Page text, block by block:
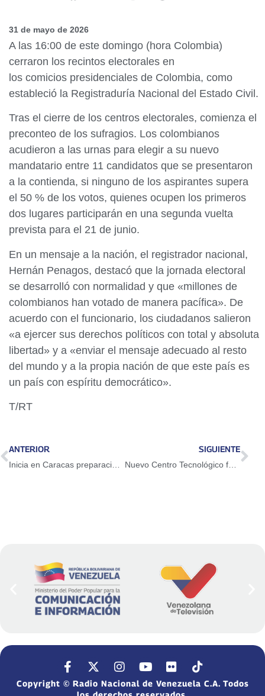
31 de mayo de 2026
A las 16:00 de este domingo (hora Colombia)
cerraron los recintos electorales en
los comicios presidenciales de Colombia, como
estableció la Registraduría Nacional del Estado Civil.
Tras el cierre de los centros electorales, comienza el
preconteo de los sufragios. Los colombianos
acudieron a las urnas para elegir a su nuevo
mandatario entre 11 candidatos que se presentaron
a la contienda, si ninguno de los aspirantes supera
el 50 % de los votos, quienes ocupen los primeros
dos lugares participarán en una segunda vuelta
prevista para el 21 de junio.
En un mensaje a la nación, el registrador nacional,
Hernán Penagos, destacó que la jornada electoral
se desarrolló con normalidad y que «millones de
colombianos han votado de manera pacífica». De
acuerdo con el funcionario, los ciudadanos salieron
«a ejercer sus derechos políticos con total y absoluta
libertad» y a «enviar el mensaje adecuado al resto
del mundo y a la propia nación de que este país es
un país con espíritu democrático».
T/RT
ANTERIOR
Inicia en Caracas preparación del Festival Alegría con Nombre de Mujer
SIGUIENTE
Nuevo Centro Tecnológico fortalecerá campos petroleros del país
Copyright © Radio Nacional de Venezuela C.A. Todos